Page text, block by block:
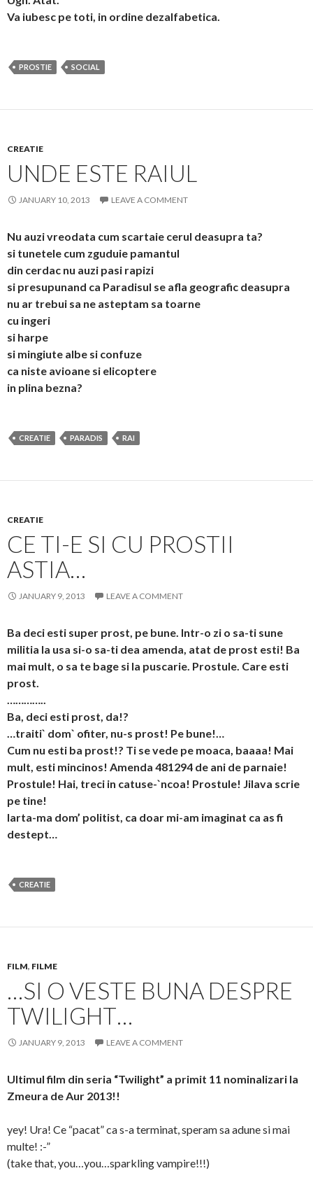
Va iubesc pe toti, in ordine dezalfabetica.
PROSTIE SOCIAL
CREATIE
UNDE ESTE RAIUL
JANUARY 10, 2013 LEAVE A COMMENT
Nu auzi vreodata cum scartaie cerul deasupra ta?
si tunetele cum zguduie pamantul
din cerdac nu auzi pasi rapizi
si presupunand ca Paradisul se afla geografic deasupra
nu ar trebui sa ne asteptam sa toarne
cu ingeri
si harpe
si mingiute albe si confuze
ca niste avioane si elicoptere
in plina bezna?
CREATIE PARADIS RAI
CREATIE
CE TI-E SI CU PROSTII
ASTIA…
JANUARY 9, 2013 LEAVE A COMMENT
Ba deci esti super prost, pe bune. Intr-o zi o sa-ti sune
militia la usa si-o sa-ti dea amenda, atat de prost esti! Ba
mai mult, o sa te bage si la puscarie. Prostule. Care esti
prost.
…………..
Ba, deci esti prost, da!?
…traiti` dom` ofiter, nu-s prost! Pe bune!…
Cum nu esti ba prost!? Ti se vede pe moaca, baaaa! Mai
mult, esti mincinos! Amenda 481294 de ani de parnaie!
Prostule! Hai, treci in catuse-`ncoa! Prostule! Jilava scrie
pe tine!
Iarta-ma dom’ politist, ca doar mi-am imaginat ca as fi
destept…
CREATIE
FILM, FILME
…SI O VESTE BUNA DESPRE
TWILIGHT…
JANUARY 9, 2013 LEAVE A COMMENT
Ultimul film din seria “Twilight” a primit 11 nominalizari la
Zmeura de Aur 2013!!
yey! Ura! Ce “pacat” ca s-a terminat, speram sa adune si mai
multe! :-”
(take that, you…you…sparkling vampire!!!)